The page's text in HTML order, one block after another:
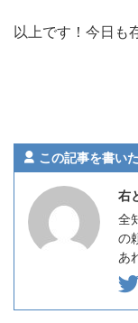
以上です！今日も
この記事を書い
右
全
の
あ